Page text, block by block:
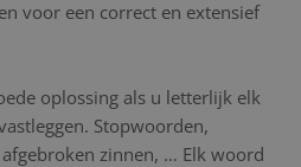
voor een correct en extensief
oplossing als u letterlijk elk
Stopwoorden,
zinnen, … Elk woord